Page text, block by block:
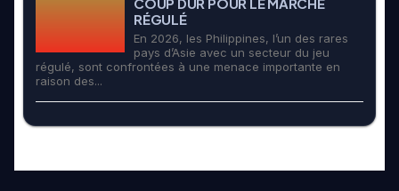
RÉGULÉ
En 2026, les Philippines, l’un des rares
pays d’Asie avec un secteur du jeu
régulé, sont confrontées à une menace importante en
raison des...